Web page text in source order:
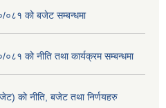
०८१ को बजेट सम्बन्धमा
को नीति तथा कार्यक्रम सम्बन्धमा
को नीति, बजेट तथा निर्णयहरु